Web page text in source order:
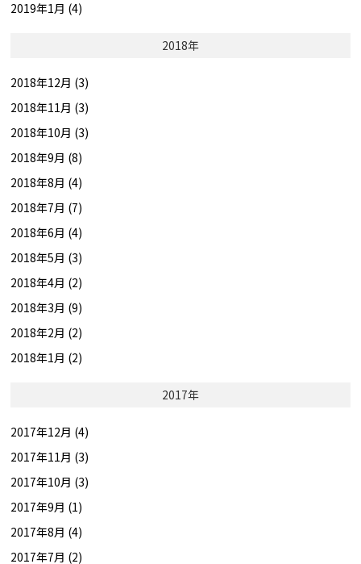
2019年1月 (4)
2018年
2018年12月 (3)
2018年11月 (3)
2018年10月 (3)
2018年9月 (8)
2018年8月 (4)
2018年7月 (7)
2018年6月 (4)
2018年5月 (3)
2018年4月 (2)
2018年3月 (9)
2018年2月 (2)
2018年1月 (2)
2017年
2017年12月 (4)
2017年11月 (3)
2017年10月 (3)
2017年9月 (1)
2017年8月 (4)
2017年7月 (2)